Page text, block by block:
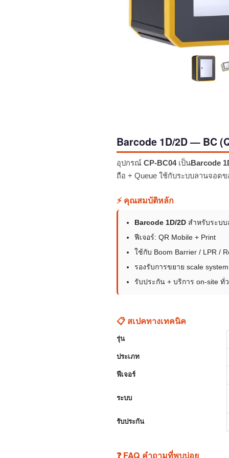
Barcode 1D/2D — BC
อุปกรณ์ CP-BC04เป็นBarcode
ถือ + Queue ใช้กับระบบลานจอดข
⚡ คุณสมบัติหลัก
Barcode 1D/2D สำหรับระบ
ฟีเจอร์: QR Mobile + Print
ใช้กับ Boom Barrier / LPR /
รองรับการขยาย scale system
รับประกัน + บริการ on-site ทั่
📋 สเปคทางเทคนิค
รุ่น
ประเภท
ฟีเจอร์
ระบบ
รับประกัน
❓ FAQ คำถามที่พบบ่อย